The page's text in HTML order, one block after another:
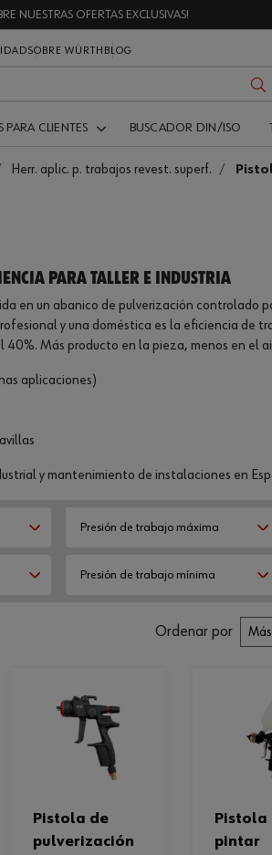
NUESTRAS OFERTAS EXCLUSIVAS!
SOBRE WÜRTH BLOG
PARA CLIENTES BUSCADOR DIN/ISO
Herr. aplic. p. trabajos revest. superf.
para taller e industria
en un abanico de pulverización controlado
y una doméstica es la eficiencia de
40%. Más producto en la pieza, menos en el
aplicaciones)
y mantenimiento de instalaciones en
Presión de trabajo máxima
Presión de trabajo mínima
Ordenar por
pistola de
pulverización
pistola de
pintar